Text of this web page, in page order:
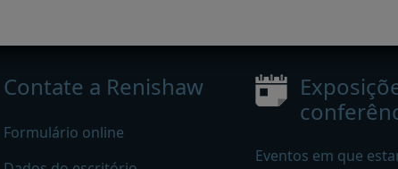
Contate a Renishaw
Formulário online
Eventos em que